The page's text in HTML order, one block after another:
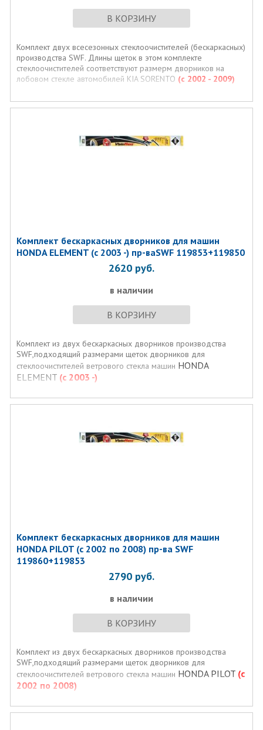
В КОРЗИНУ
Комплект двух всесезонных стеклоочистителей (бескаркасных)
производства SWF. Длины щеток в этом комплекте
стеклоочистителей соответствуют размерм дворников на
лобовом стекле автомобилей KIA SORENTO (с 2002 - 2009)
Комплект бескаркасных дворников для машин
HONDA ELEMENT (c 2003 -) пр-ваSWF 119853+119850
2620 руб.
в наличии
В КОРЗИНУ
Комплект из двух бескаркасных дворников производства
SWF,подходящий размерами щеток дворников для
стеклоочистителей ветрового стекла машин HONDA
ELEMENT (c 2003 -)
Комплект бескаркасных дворников для машин
HONDA PILOT (с 2002 по 2008) пр-ва SWF
119860+119853
2790 руб.
в наличии
В КОРЗИНУ
Комплект из двух бескаркасных дворников производства
SWF,подходящий размерами щеток дворников для
стеклоочистителей ветрового стекла машин HONDA PILOT (с
2002 по 2008)